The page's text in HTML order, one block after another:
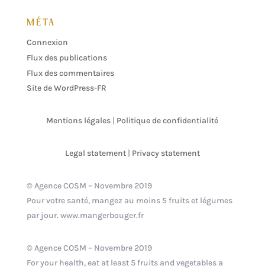
MÉTA
Connexion
Flux des publications
Flux des commentaires
Site de WordPress-FR
Mentions légales Politique de confidentialité
Legal statement| Privacy statement
© Agence COSM – Novembre 2019
Pour votre santé, mangez au moins 5 fruits et légumes
par jour. www.mangerbouger.fr
© Agence COSM – Novembre 2019
For your health, eat at least 5 fruits and vegetables a